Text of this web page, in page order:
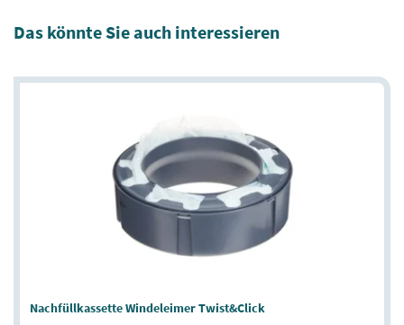
Das könnte Sie auch interessieren
Nachfüllkassette Windeleimer Twist&Click